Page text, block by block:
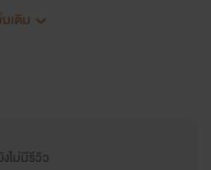
ย่อมมีความผูกพันทางใจตาม
เขาให้จงได้ ตามอ่านกันดูนะ
ยายเรื่องนี้เป็นนิยายที่เขียนจบ
เติม
ไม่มีรีวิว